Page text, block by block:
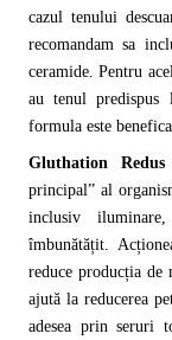
cazul tenului
recomandam sa
ceramide. Pentru
au tenul predispus
formula este
Gluthation Redus
principal” al
inclusiv
îmbunătățit.
reduce producția de
ajută la reducerea
adesea prin seruri